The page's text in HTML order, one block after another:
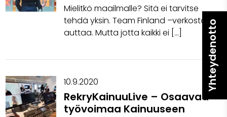
Mielitkö maailmalle? Sitä ei tarvitse
tehdä yksin. Team Finland –verkosto
auttaa. Mutta jotta kaikki ei […]
10.9.2020
RekryKainuuLive – Osaavaa
työvoimaa Kainuuseen
Yhteydenotto